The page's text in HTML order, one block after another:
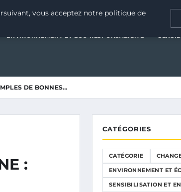
ENVIRONNEMENT ET ÉCO-RESPONSABILITÉ
ENVIRONNEMENT ET ÉCO-RESPONSABILITÉ
DE BONNES…
:
CATÉGORIES
CATÉGORIE
ENVIRONNEMENT ET
SENSIBILISATION ET
vous acceptez notre politique de